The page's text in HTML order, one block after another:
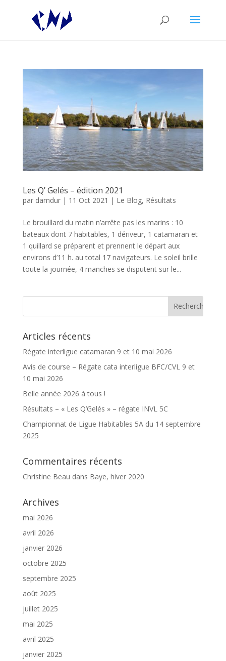
Les Q’ Gelés – édition 2021
par damdur| 11 Oct 2021 | Le Blog, Résultats
Le brouillard du matin n’arrête pas les marins : 10
bateaux dont 7 habitables, 1 dériveur, 1 catamaran et
1 quillard se préparent et prennent le départ aux
environs d’11 h. au total 17 navigateurs. Le soleil brille
toute la journée, 4 manches se disputent sur le...
Articles récents
Régate interligue catamaran 9 et 10 mai 2026
Avis de course – Régate cata interligue BFC/CVL 9 et
10 mai 2026
Belle année 2026 à tous !
Résultats – « Les Q’Gelés » – régate INVL 5C
Championnat de Ligue Habitables 5A du 14 septembre
2025
Commentaires récents
Christine Beau dans Baye, hiver 2020
Archives
mai 2026
avril 2026
janvier 2026
octobre 2025
septembre 2025
août 2025
juillet 2025
mai 2025
avril 2025
janvier 2025